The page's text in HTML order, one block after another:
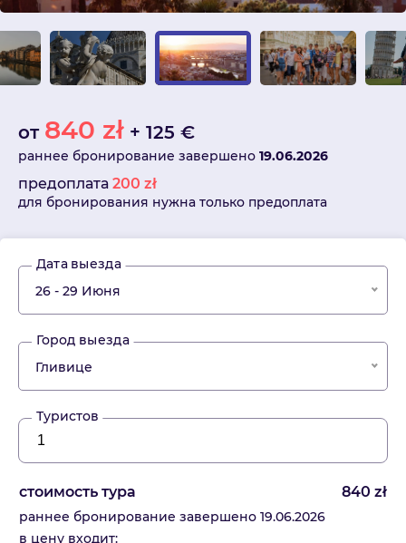
от 840 zł + 125 €
раннее бронирование завершено 19.06.2026
предоплата 200 zł
для бронирования нужна только предоплата
26 - 29 Июня
Дата выезда
Гливице
Город выезда
Туристов
стоимость тура 840 zł
раннее бронирование завершено 19.06.2026
в цену входит: